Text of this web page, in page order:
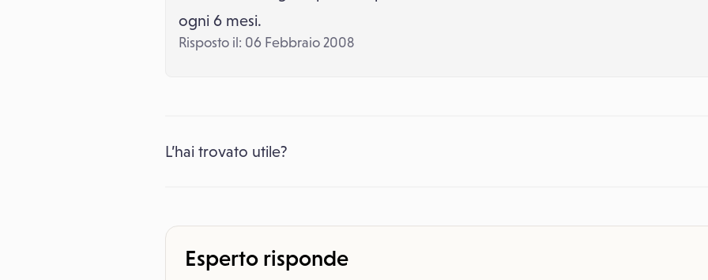
ogni 6 mesi.
Risposto il: 06 Febbraio 2008
L’hai trovato utile?
Esperto risponde